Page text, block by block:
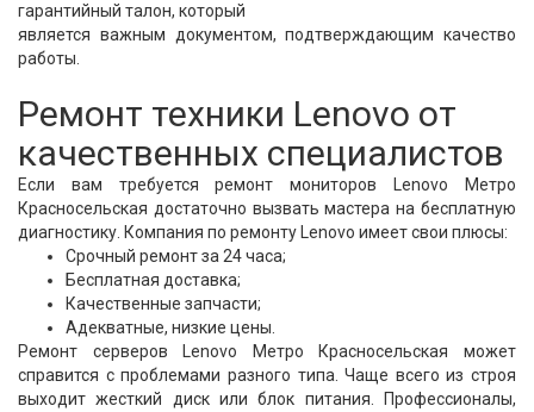
гарантийный талон, который
является важным документом, подтверждающим качество
работы.
Ремонт техники Lenovo от
качественных специалистов
Если вам требуется ремонт мониторов Lenovo Метро
Красносельская достаточно вызвать мастера на бесплатную
диагностику. Компания по ремонту Lenovo имеет свои плюсы:
Срочный ремонт за 24 часа;
Бесплатная доставка;
Качественные запчасти;
Адекватные, низкие цены.
Ремонт серверов Lenovo Метро Красносельская может
справится с проблемами разного типа. Чаще всего из строя
выходит жесткий диск или блок питания. Профессионалы,